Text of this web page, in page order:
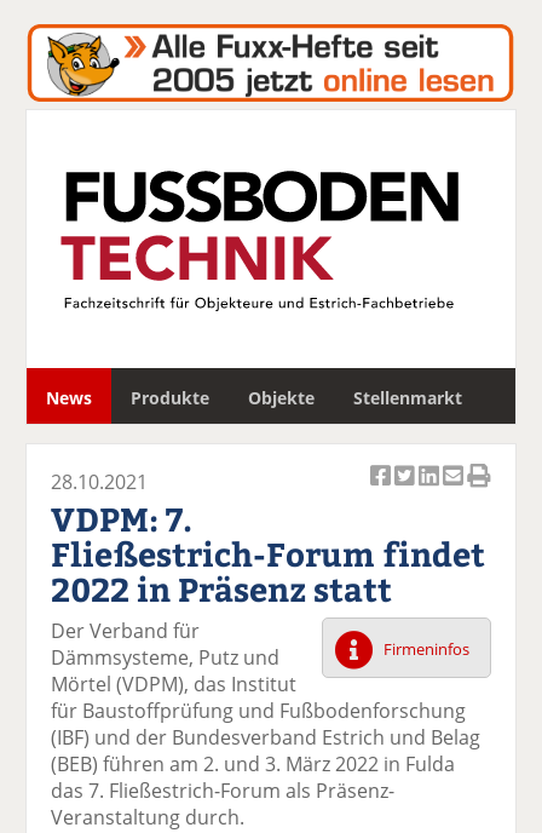
News Produkte Objekte Stellenmarkt
c
k
el
a
uf
F
ac
e
b
o
o
k
wi
tt
er
n
k
uf
Li
n
k
e
di
k
er
E
m
ai
l
v
k
ck
e
28.10.2021
VDPM: 7.
Fließestrich-Forum findet
2022 in Präsenz statt
Firmeninfos
Der Verband für
Dämmsysteme, Putz und
Mörtel (VDPM), das Institut
für Baustoffprüfung und Fußbodenforschung
(IBF) und der Bundesverband Estrich und Belag
(BEB) führen am 2. und 3. März 2022 in Fulda
das 7. Fließestrich-Forum als Präsenz-
Veranstaltung durch.